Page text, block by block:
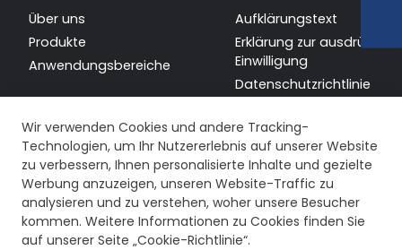
Wir verwenden Cookies und andere Tracking-
Technologien, um Ihr Nutzererlebnis auf unserer Website
zu verbessern, Ihnen personalisierte Inhalte und gezielte
Werbung anzuzeigen, unseren Website-Traffic zu
analysieren und zu verstehen, woher unsere Besucher
kommen. Weitere Informationen zu Cookies finden Sie
auf unserer Seite „Cookie-Richtlinie“.
Über uns
Produkte
Anwendungsbereiche
Aufklärungstext
Erklärung zur
Einwilligung
Datenschutzrichtlinie